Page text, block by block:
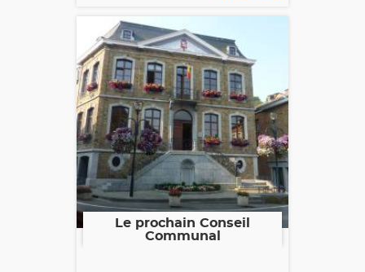
Le prochain Conseil
Communal